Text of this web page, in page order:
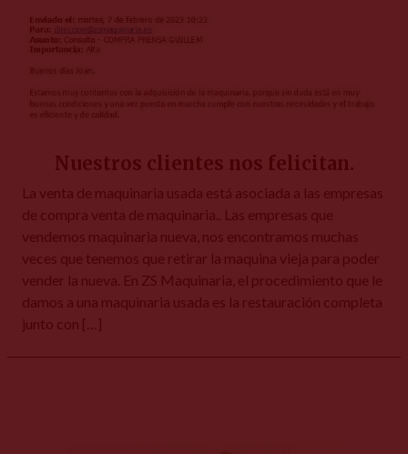
Nuestros clientes nos felicitan.
La venta de maquinaria usada está asociada a las empresas
de compra venta de maquinaria.. Las empresas que
vendemos maquinaria nueva, nos encontramos muchas
veces que tenemos que retirar la maquina vieja para poder
vender la nueva. En ZS Maquinaria, el procedimiento que le
damos a una maquinaria usada es la restauración completa
junto con […]